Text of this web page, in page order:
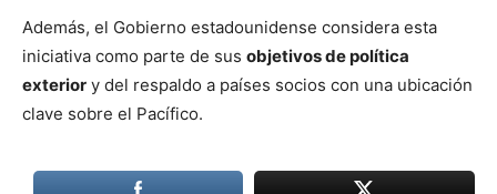
Además, el Gobierno estadounidense considera esta
iniciativa como parte de sus objetivos de política
exterior y del respaldo a países socios con una ubicación
clave sobre el Pacífico.